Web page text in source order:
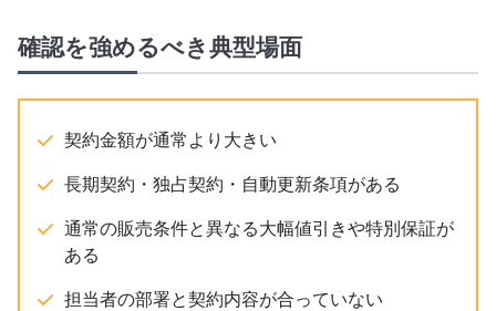
確認を強めるべき典型場面
契約金額が通常より大きい
長期契約・独占契約・自動更新条項がある
通常の販売条件と異なる大幅値引きや特別保証が
ある
担当者の部署と契約内容が合っていない